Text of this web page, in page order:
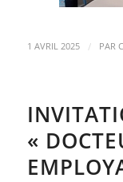
1 AVRIL 2025 / PAR
«